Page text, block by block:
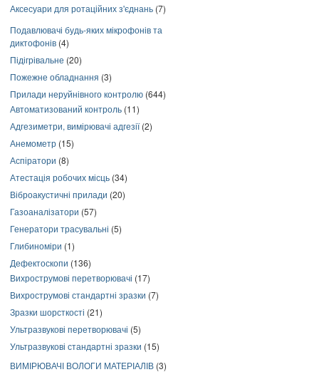
Аксесуари для ротаційних з'єднань (7)
Подавлювачі будь-яких мікрофонів та
диктофонів (4)
Підігрівальне (20)
Пожежне обладнання (3)
Прилади неруйнівного контролю (644)
Автоматизований контроль (11)
Адгезиметри, вимірювачі адгезії(2)
Анемометр (15)
Аспіратори (8)
Атестація робочих місць (34)
Віброакустичні прилади (20)
Газоаналізатори (57)
Генератори трасувальні (5)
Глибиноміри (1)
Дефектоскопи (136)
Вихрострумові перетворювачі (17)
Вихрострумові стандартні зразки (7)
Зразки шорсткості (21)
Ультразвукові перетворювачі (5)
Ультразвукові стандартні зразки (15)
ВИМІРЮВАЧІ ВОЛОГИ МАТЕРІАЛІВ (3)